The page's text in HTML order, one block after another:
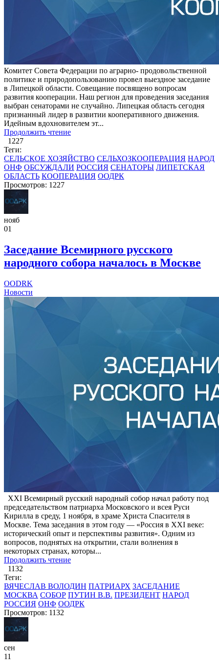
Комитет Совета Федерации по аграрно- продовольственной
политике и природопользованию провел выездное заседание
в Липецкой области. Совещание посвящено вопросам
развития кооперации. Наш регион для проведения заседания
выбран сенаторами не случайно. Липецкая область сегодня
признанный лидер в развитии кооперативного движения.
Идейным вдохновителем эт...
Продолжить чтение
1227
Теги:
СЕЛЬСКОЕ ХОЗЯЙСТВО СЕЛЬХОЗКООПЕРАЦИЯ НАРОД
ОНФ ОБСУЖДАЛИ РОССИЯ СЕНАТОРЫ ЛИПЕТСКАЯ
ОБЛАСТЬ КООПЕРАЦИЯ ООДРК
Просмотров: 1227
нояб
01
Заседание Всемирного русского
народного собора началось в Москве
OODRK
Новости
XXI Всемирный русский народный собор начал работу под
председательством патриарха Московского и всея Руси
Кирилла в среду, 1 ноября, в храме Христа Спасителя в
Москве. Тема заседания в этом году — «Россия в XXI веке:
исторический опыт и перспективы развития». Одним из
вопросов, поднятых на открытии, стали волнения в
некоторых странах, которы...
Продолжить чтение
1132
Теги:
ВЯЧЕСЛАВ ВОЛОДИН ПАТРИАРХ ЗАСЕДАНИЕ
МОСКВА СОБОР ПУТИН В.В. ПРЕЗИДЕНТ НАРОД
РОССИЯ ОНФ ООДРК
Просмотров: 1132
сен
11